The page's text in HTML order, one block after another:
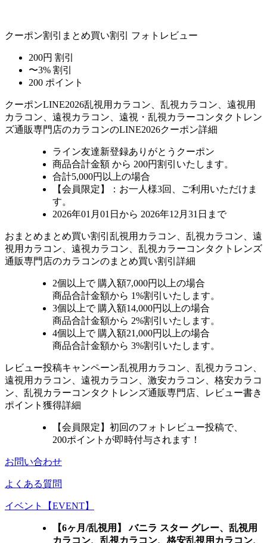
クーポン割引 まとめ買い割引 フォトレビュー
200円 割引
〜3% 割引
200 ポイント
クーポンLINE2026乱視用カラコン、乱視カラコン、遠視用
カラコン、遠視カラコン、遠視・乱視カラーコンタクトレン
ズ通販専門店のカラコンのLINE2026クーポン詳細
ライン友達新登録ありがとうクーポン
商品合計金額 から 200円割引 いたします。
合計5,000円以上の場合
【会員限定】：お一人様3回
、ご利用いただけま
す。
2026年01月01日から 2026年12月31日まで
おまとめ まとめ買い割引 乱視用カラコン、乱視カラコン、遠
視用カラコン、遠視カラコン、乱視カラーコンタクトレンズ
通販専門店のカラコンのまとめ買い割引詳細
2個 以上で 購入額7,000円以上の場合
商品合計金額から 1%割引いたします。
3個 以上で 購入額14,000円以上の場合
商品合計金額から 2%割引いたします。
4個 以上で 購入額21,000円以上の場合
商品合計金額から 3%割引いたします。
レビュー投稿キャンペーン乱視用カラコン、乱視カラコン、
遠視用カラコン、遠視カラコン、激安カラコン、格安カラコ
ン、乱視カラーコンタクトレンズ通販専門店、レビュー書き
ポイント獲得詳細
【会員限定】初回のフォトレビュー投稿で、
200ポイント が即時付与されます！
お問い合わせ
よくある質問
イベント【EVENT】
【6ヶ月/乱視用】 バニラ スター グレー、乱視用
カラコン、乱視カラコン、格安乱視用カラコン、